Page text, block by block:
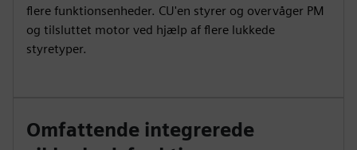
flere funktionsenheder. CU'en styrer og overvåger PM
og tilsluttet motor ved hjælp af flere lukkede
styretyper.
Omfattende integrerede